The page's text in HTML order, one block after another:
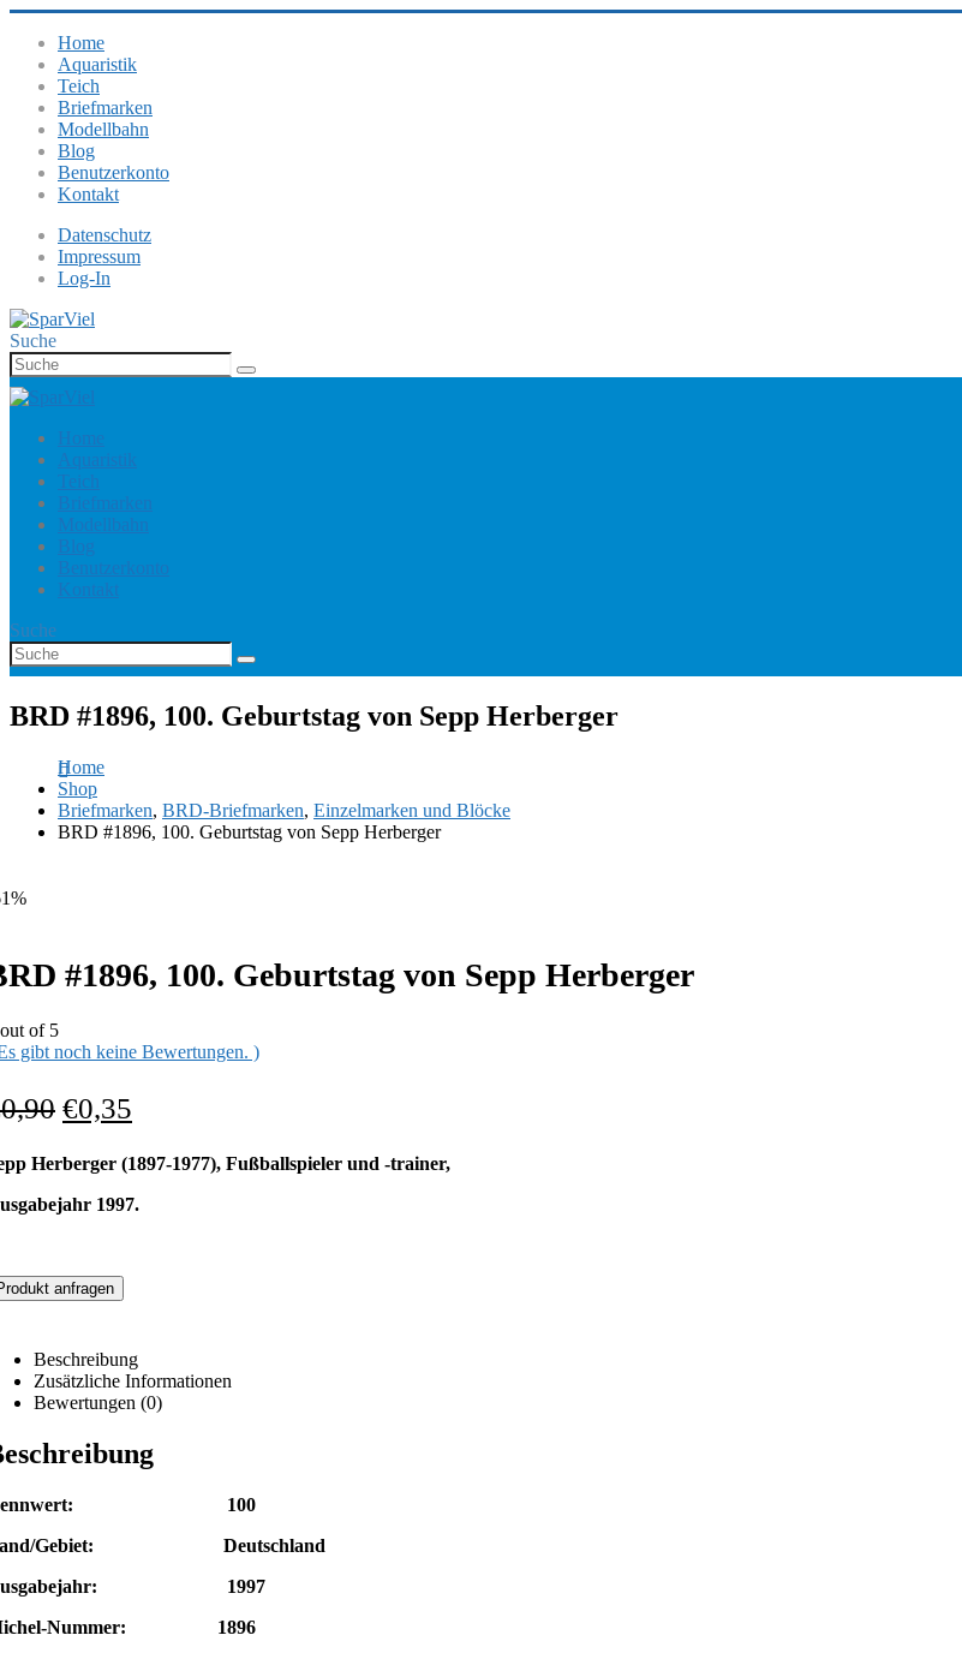
Home
Aquaristik
Teich
Briefmarken
Modellbahn
Blog
Benutzerkonto
Kontakt
Datenschutz
Impressum
Log-In
Suche
Home
Aquaristik
Teich
Briefmarken
Modellbahn
Blog
Benutzerkonto
Kontakt
Suche
BRD #1896, 100. Geburtstag von Sepp Herberger
Home
Shop
Briefmarken, BRD-Briefmarken, Einzelmarken und Blöcke
BRD #1896, 100. Geburtstag von Sepp Herberger
#1896, 100. Geburtstag von Sepp Herberger
of 5
gibt noch keine Bewertungen. )
0,90 €0,35
Herberger (1897-1977), Fußballspieler und -trainer,
1997.
anfragen
Beschreibung
Zusätzliche Informationen
Bewertungen (0)
100
Gebiet: Deutschland
1997
Nummer: 1896